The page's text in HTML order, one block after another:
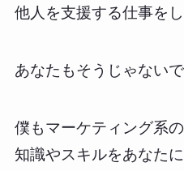
他人を支援する仕事をし
あなたもそうじゃない
僕もマーケティング系
知識やスキルをあなた